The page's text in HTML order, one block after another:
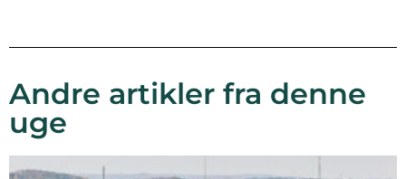
Andre artikler fra denne
uge